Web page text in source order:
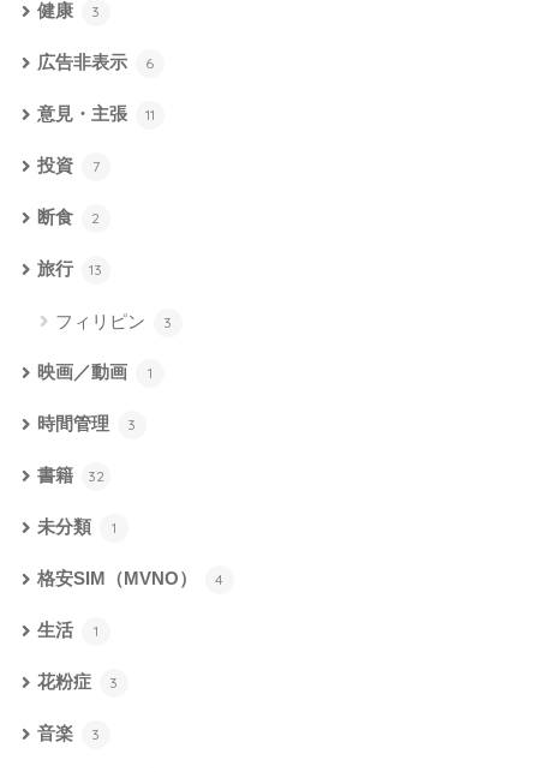
健康 3
広告非表示 6
意見・主張 11
投資 7
断食 2
旅行 13
フィリピン 3
映画／動画 1
時間管理 3
書籍 32
未分類 1
格安SIM（MVNO） 4
生活 1
花粉症 3
音楽 3